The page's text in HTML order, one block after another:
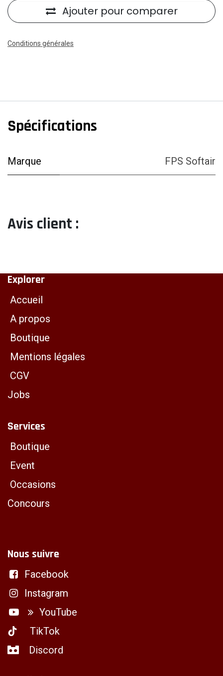
Ajouter pour comparer
Conditions générales
Spécifications
Marque FPS Softair
Avis client :
Explorer
Accueil
A propos
Boutique
Mentions légales
CGV
Jobs
Services
Boutique
Event
Occasions
Concours
Nous suivre
Facebook
Instagram
YouTube
TikTok
Discord